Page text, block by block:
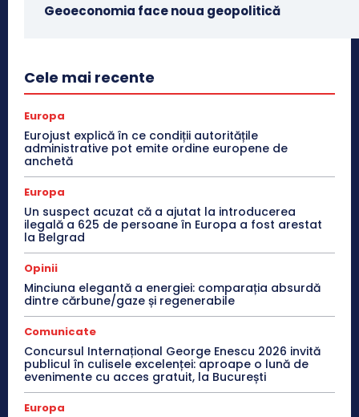
Geoeconomia face noua geopolitică
Cele mai recente
Europa
Eurojust explică în ce condiții autoritățile
administrative pot emite ordine europene de
anchetă
Europa
Un suspect acuzat că a ajutat la introducerea
ilegală a 625 de persoane în Europa a fost arestat
la Belgrad
Opinii
Minciuna elegantă a energiei: comparația absurdă
dintre cărbune/gaze și regenerabile
Comunicate
Concursul Internațional George Enescu 2026 invită
publicul în culisele excelenței: aproape o lună de
evenimente cu acces gratuit, la București
Europa